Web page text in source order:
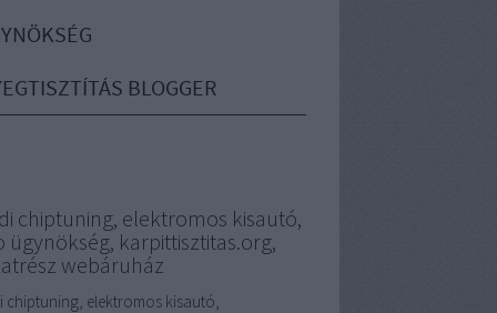
BLOGGER
chiptuning, elektromos kisautó,
ügynökség, karpittisztitas.org,
webáruház
chiptuning, elektromos kisautó,